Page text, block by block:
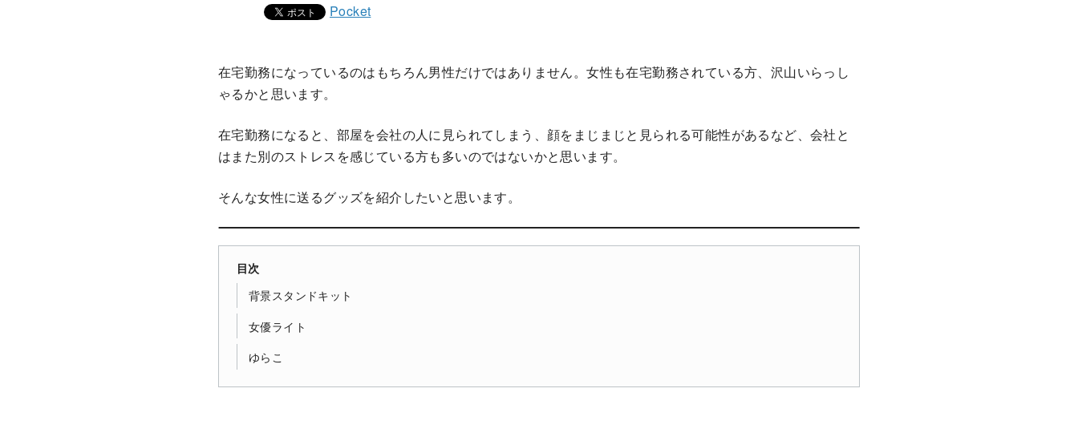
Pocket
在宅勤務になっているのはもちろん男性だけではありません。女性も在宅勤務されている方、沢山いらっし
ゃるかと思います。
在宅勤務になると、部屋を会社の人に見られてしまう、顔をまじまじと見られる可能性があるなど、会社と
はまた別のストレスを感じている方も多いのではないかと思います。
そんな女性に送るグッズを紹介したいと思います。
目次
背景スタンドキット
女優ライト
ゆらこ